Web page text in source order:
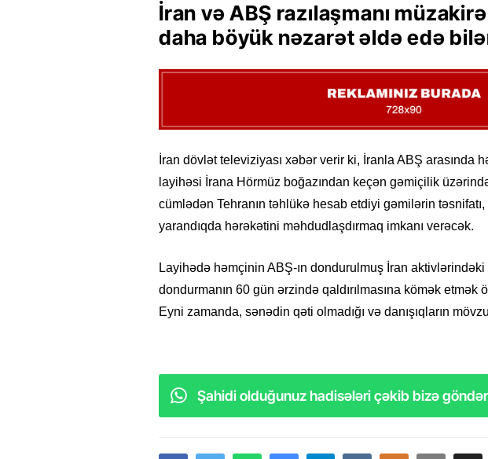
İran və ABŞ razılaşmanı
daha böyük nəzarət əldə edə
İran dövlət televiziyası xəbər verir ki, İranla ABŞ arasında
layihəsi İrana Hörmüz boğazından keçən gəmiçilik
cümlədən Tehranın təhlükə hesab etdiyi gəmilərin təsnifatı,
yarandıqda hərəkətini məhdudlaşdırmaq imkanı verəcək.
Layihədə həmçinin ABŞ-ın dondurulmuş İran aktivlərindəki
dondurmanın 60 gün ərzində qaldırılmasına kömək etmək
Eyni zamanda, sənədin qəti olmadığı və danışıqların
Şahidi olduğunuz hadisələri çəkib bizə